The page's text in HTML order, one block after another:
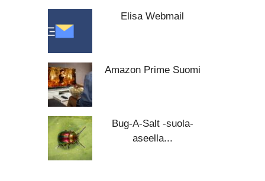
Elisa Webmail
Amazon Prime Suomi
Bug-A-Salt -suola-
aseella...